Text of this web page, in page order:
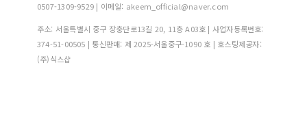
0507-1309-9529 | 이메일: akeem_official@naver.com
주소: 서울특별시 중구 장충단로13길 20, 11층 A03호 | 사업자등록번호:
374-51-00505 | 통신판매: 제 2025-서울중구-1090 호 | 호스팅제공자:
(주)식스샵